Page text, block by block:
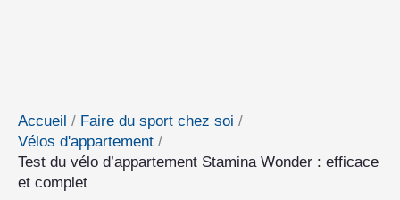
Accueil
Faire du sport chez soi
Vélos d'appartement
Test du vélo d’appartement Stamina Wonder : efficace
et complet